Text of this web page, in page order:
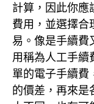
計算，因此你應
費用，並選擇合
易。像是手續費
用稱為人工手續
單的電子手續費
的價差，再來是